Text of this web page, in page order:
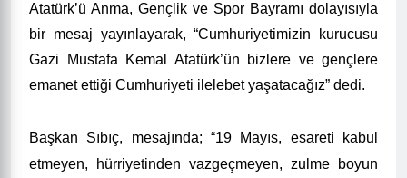
Atatürk’ü Anma, Gençlik ve Spor Bayramı dolayısıyla
bir mesaj yayınlayarak, “Cumhuriyetimizin kurucusu
Gazi Mustafa Kemal Atatürk’ün bizlere ve gençlere
emanet ettiği Cumhuriyeti ilelebet yaşatacağız” dedi.
Başkan Sıbıç, mesajında; “19 Mayıs, esareti kabul
etmeyen, hürriyetinden vazgeçmeyen, zulme boyun